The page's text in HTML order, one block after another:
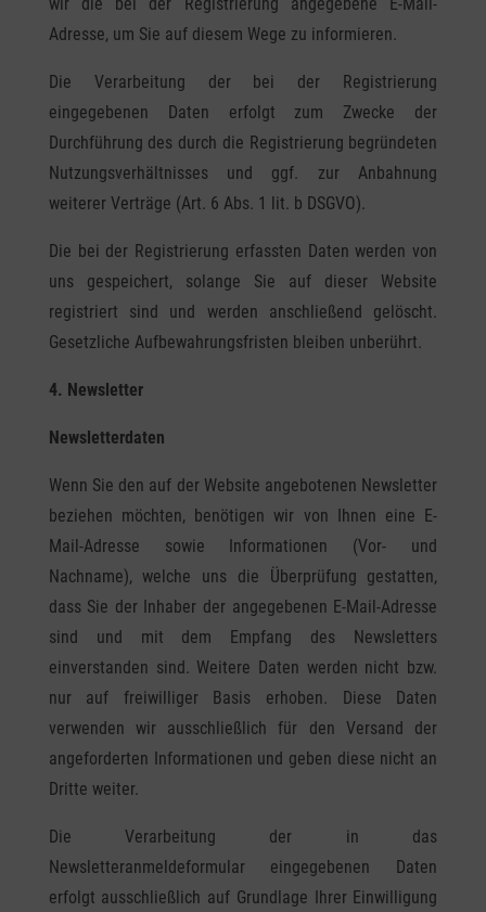
Adresse, um Sie auf diesem Wege zu informieren.
Die Verarbeitung der bei der Registrierung
eingegebenen Daten erfolgt zum Zwecke der
Durchführung des durch die Registrierung begründeten
Nutzungsverhältnisses und ggf. zur Anbahnung
weiterer Verträge (Art. 6 Abs. 1 lit. b DSGVO).
Die bei der Registrierung erfassten Daten werden von
uns gespeichert, solange Sie auf dieser Website
registriert sind und werden anschließend gelöscht.
Gesetzliche Aufbewahrungsfristen bleiben unberührt.
4. Newsletter
Newsletter­daten
Wenn Sie den auf der Website angebotenen Newsletter
beziehen möchten, benötigen wir von Ihnen eine E-
Mail-Adresse sowie Informationen (Vor- und
Nachname), welche uns die Überprüfung gestatten,
dass Sie der Inhaber der angegebenen E-Mail-Adresse
sind und mit dem Empfang des Newsletters
einverstanden sind. Weitere Daten werden nicht bzw.
nur auf freiwilliger Basis erhoben. Diese Daten
verwenden wir ausschließlich für den Versand der
angeforderten Informationen und geben diese nicht an
Dritte weiter.
Die Verarbeitung der in das
Newsletteranmeldeformular eingegebenen Daten
erfolgt ausschließlich auf Grundlage Ihrer Einwilligung